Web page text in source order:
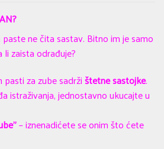
ne čita sastav. Bitno im je samo
li zaista odrađuje?
za zube sadržištetne sastojke.
istraživanja, jednostavno ukucajte u
– iznenadićete se onim što ćete